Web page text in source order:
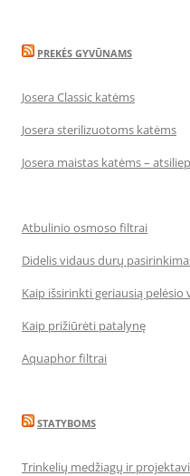
PREKĖS GYVŪNAMS
Josera Classic katėms
Josera sterilizuotoms katėms
Josera maistas katėms –
Atbulinio osmoso filtrai
Didelis vidaus durų
Kaip išsirinkti geriausią pelėsio
Kaip prižiūrėti patalynę
Aquaphor filtrai
STATYBOMS
Trinkelių medžiagų ir